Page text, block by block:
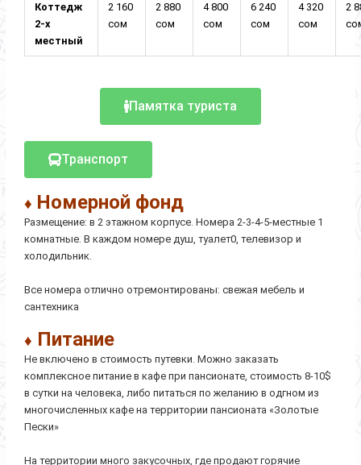
Коттедж
2-х
местный
2 160
сом
2 880
сом
4 800
сом
6 240
сом
4 320
сом
2
Памятка туриста
Транспорт
♦ Номерной фонд
Размещение: в 2 этажном корпусе. Номера 2-3-4-5-местные 1
комнатные. В каждом номере душ, туалет0, телевизор и
холодильник.
Все номера отлично отремонтированы: свежая мебель и
сантехника
♦ Питание
Не включено в стоимость путевки. Можно заказать
комплексное питание в кафе при пансионате, стоимость 8-10$
в сутки на человека, либо питаться по желанию в одгном из
многочисленных кафе на территории пансионата «Золотые
Пески»
На территории много закусочных, где продают горячие